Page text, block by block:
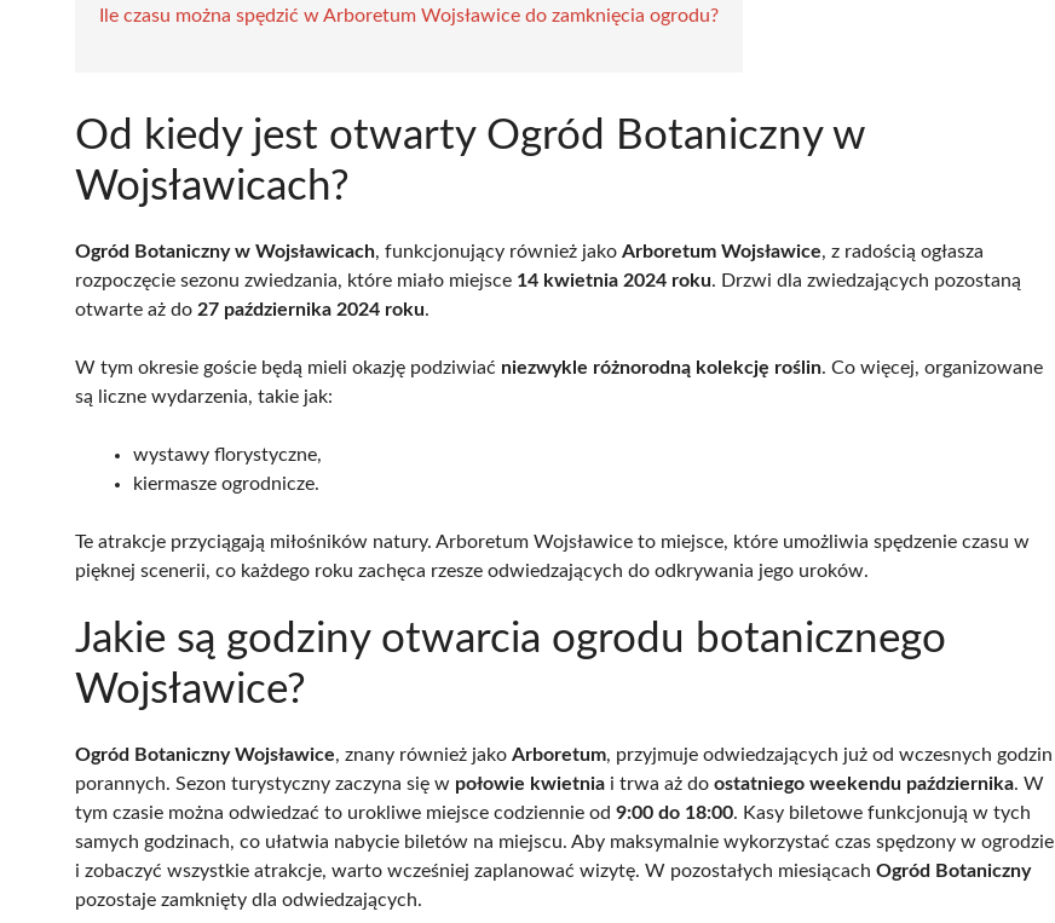
Ile czasu można spędzić w Arboretum Wojsławice do zamknięcia ogrodu?
Od kiedy jest otwarty Ogród Botaniczny w
Wojsławicach?
Ogród Botaniczny w Wojsławicach, funkcjonujący również jako Arboretum Wojsławice, z radością ogłasza
rozpoczęcie sezonu zwiedzania, które miało miejsce 14 kwietnia 2024 roku. Drzwi dla zwiedzających pozostaną
otwarte aż do 27 października 2024 roku.
W tym okresie goście będą mieli okazję podziwiać niezwykle różnorodną kolekcję roślin. Co więcej, organizowane
są liczne wydarzenia, takie jak:
wystawy florystyczne,
kiermasze ogrodnicze.
Te atrakcje przyciągają miłośników natury. Arboretum Wojsławice to miejsce, które umożliwia spędzenie czasu w
pięknej scenerii, co każdego roku zachęca rzesze odwiedzających do odkrywania jego uroków.
Jakie są godziny otwarcia ogrodu botanicznego
Wojsławice?
Ogród Botaniczny Wojsławice, znany również jako Arboretum, przyjmuje odwiedzających już od wczesnych godzin
porannych. Sezon turystyczny zaczyna się w połowie kwietnia i trwa aż do ostatniego weekendu października. W
tym czasie można odwiedzać to urokliwe miejsce codziennie od 9:00 do 18:00. Kasy biletowe funkcjonują w tych
samych godzinach, co ułatwia nabycie biletów na miejscu. Aby maksymalnie wykorzystać czas spędzony w ogrodzie
i zobaczyć wszystkie atrakcje, warto wcześniej zaplanować wizytę. W pozostałych miesiącach Ogród Botaniczny
pozostaje zamknięty dla odwiedzających.